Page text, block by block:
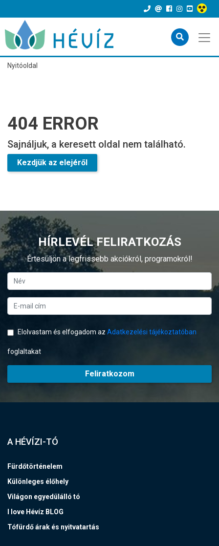
Nyitóoldal
404 ERROR
Sajnáljuk, a keresett oldal nem található.
Kezdjük az elejéről
HÍRLEVÉL FELIRATKOZÁS
Értesüljön a legfrissebb akciókról, programokról!
Elolvastam és elfogadom az Adatkezelési tájékoztatóban
foglaltakat
Feliratkozom
A HÉVÍZI-TÓ
Fürdőtörténelem
Különleges élőhely
Világon egyedülálló tó
I love Hévíz BLOG
Tófürdő árak és nyitvatartás